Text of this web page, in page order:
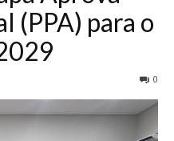
(PPA) para o
0